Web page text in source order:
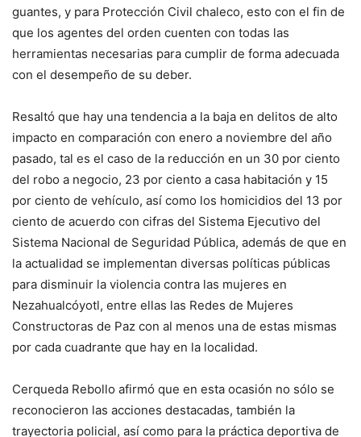
guantes, y para Protección Civil chaleco, esto con el fin de
que los agentes del orden cuenten con todas las
herramientas necesarias para cumplir de forma adecuada
con el desempeño de su deber.
Resaltó que hay una tendencia a la baja en delitos de alto
impacto en comparación con enero a noviembre del año
pasado, tal es el caso de la reducción en un 30 por ciento
del robo a negocio, 23 por ciento a casa habitación y 15
por ciento de vehículo, así como los homicidios del 13 por
ciento de acuerdo con cifras del Sistema Ejecutivo del
Sistema Nacional de Seguridad Pública, además de que en
la actualidad se implementan diversas políticas públicas
para disminuir la violencia contra las mujeres en
Nezahualcóyotl, entre ellas las Redes de Mujeres
Constructoras de Paz con al menos una de estas mismas
por cada cuadrante que hay en la localidad.
Cerqueda Rebollo afirmó que en esta ocasión no sólo se
reconocieron las acciones destacadas, también la
trayectoria policial, así como para la práctica deportiva de